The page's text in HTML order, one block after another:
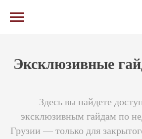
Эксклюзивные
Здесь вы найдете
эксклюзивным гайдам по
Грузии — только для